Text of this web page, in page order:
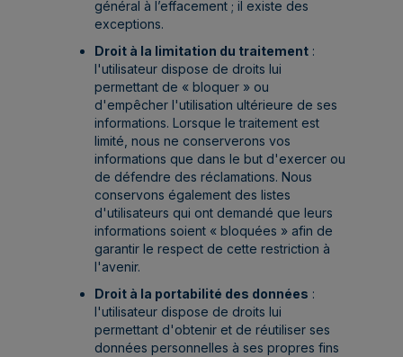
général à l’effacement ; il existe des
exceptions.
Droit à la limitation du traitement:
l'utilisateur dispose de droits lui
permettant de « bloquer » ou
d'empêcher l'utilisation ultérieure de ses
informations. Lorsque le traitement est
limité, nous ne conserverons vos
informations que dans le but d'exercer ou
de défendre des réclamations. Nous
conservons également des listes
d'utilisateurs qui ont demandé que leurs
informations soient « bloquées » afin de
garantir le respect de cette restriction à
l'avenir.
Droit à la portabilité des données :
l'utilisateur dispose de droits lui
permettant d'obtenir et de réutiliser ses
données personnelles à ses propres fins